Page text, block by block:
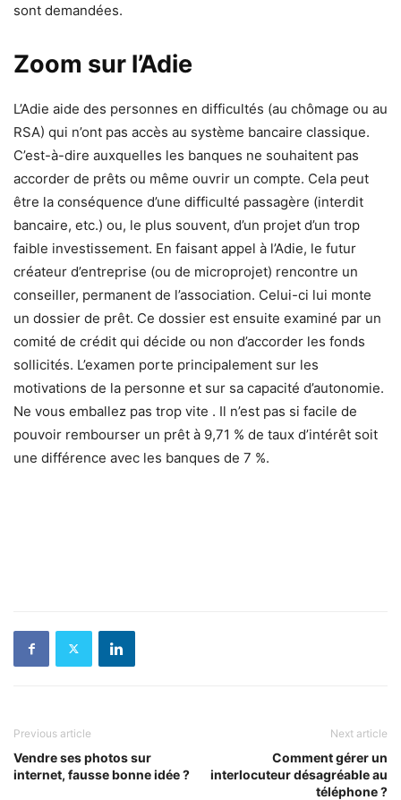
sont demandées.
Zoom sur l’Adie
L’Adie aide des personnes en difficultés (au chômage ou au
RSA) qui n’ont pas accès au système bancaire classique.
C’est-à-dire auxquelles les banques ne souhaitent pas
accorder de prêts ou même ouvrir un compte. Cela peut
être la conséquence d’une difficulté passagère (interdit
bancaire, etc.) ou, le plus souvent, d’un projet d’un trop
faible investissement. En faisant appel à l’Adie, le futur
créateur d’entreprise (ou de microprojet) rencontre un
conseiller, permanent de l’association. Celui-ci lui monte
un dossier de prêt. Ce dossier est ensuite examiné par un
comité de crédit qui décide ou non d’accorder les fonds
sollicités. L’examen porte principalement sur les
motivations de la personne et sur sa capacité d’autonomie.
Ne vous emballez pas trop vite . Il n’est pas si facile de
pouvoir rembourser un prêt à 9,71 % de taux d’intérêt soit
une différence avec les banques de 7 %.
Previous article
Vendre ses photos sur
internet, fausse bonne idée ?
Next article
Comment gérer un
interlocuteur désagréable au
téléphone ?